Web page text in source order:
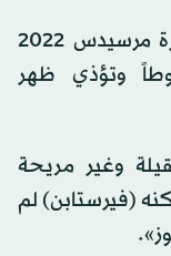
وقال راسل: «لم أستمتع بقيادة سيارة مرسيدس 2022
وتؤذي ظهر
وغير مريحة
(فيرستابن) لم